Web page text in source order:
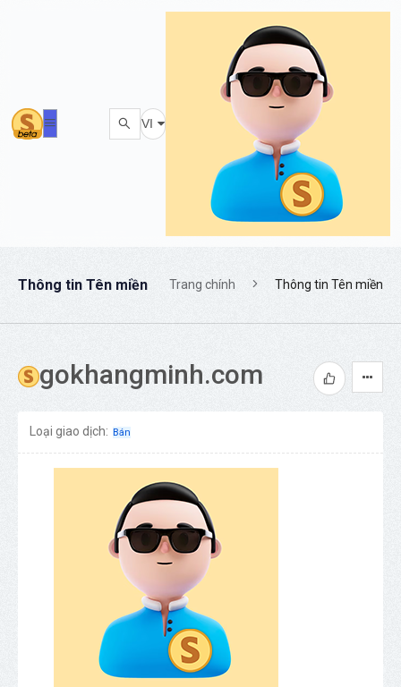
VI
Thông tin Tên miền Trang chính Thông tin Tên miền
gokhangminh.com
Loại giao dịch: Bán